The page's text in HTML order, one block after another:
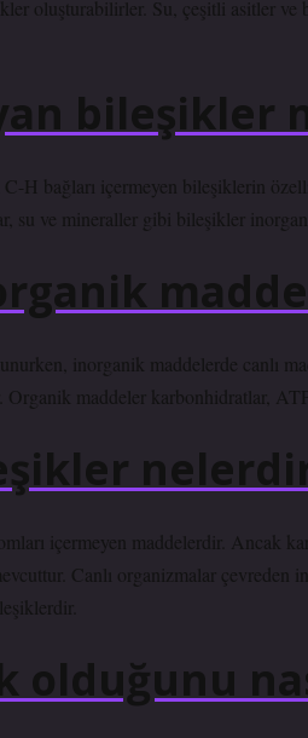
oluşturabilirler. Su, çeşitli asitler
bileşikler
H bağları içermeyen bileşiklerin
su ve mineraller gibi bileşikler
inorganik maddelerde canlı
maddeler karbonhidratlar,
içermeyen maddelerdir. Ancak
Canlı organizmalar çevreden